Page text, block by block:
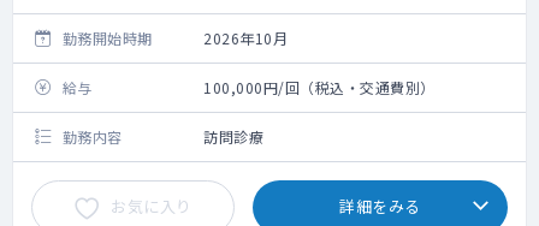
勤務開始時期 2026年10月
給与 100,000円/回（税込・交通費別）
勤務内容 訪問診療
お気に入り 詳細をみる